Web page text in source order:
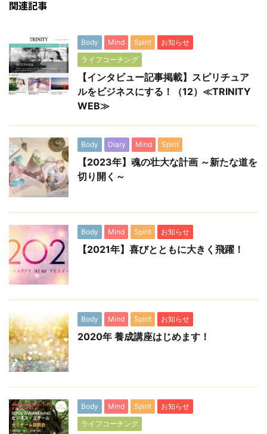
関連記事
Body Mind Spirit
お知らせ
ライフコーチング
【インタビュー記事掲載】スピリチュア
ルをビジネスにする！（12）≪TRINITY
WEB≫
Body Diary Mind Spirit
【2023年】魂の壮大な計画 ～新たな道を
切り開く～
Body Mind Spirit お知らせ
【2021年】喜びとともに大きく飛躍！
Body Mind Spirit お知らせ
2020年 養成講座はじめます！
Body Mind Spirit
お知らせ
ライフコーチング